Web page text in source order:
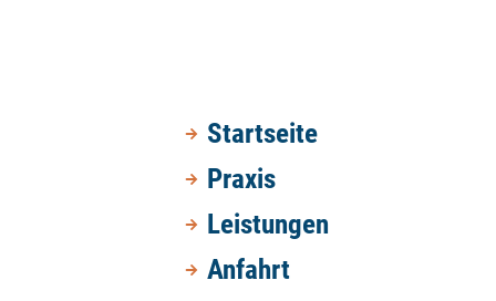
Startseite
Praxis
Leistungen
Anfahrt